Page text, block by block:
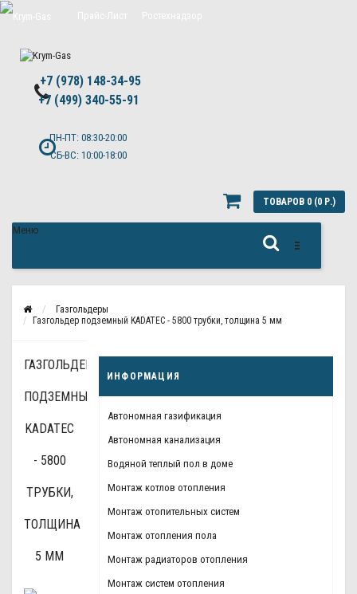
Политика конфиденциальности
+7 (978) 148-34-95
+7 (499) 340-55-91 ​
ПН-ПТ: 08:30-20:00
СБ-ВС: 10:00-18:00
ТОВАРОВ 0 (0 Р.)
Меню
Газгольдеры
Газгольдер подземный KADATEC - 5800 трубки, толщина 5 мм
ИНФОРМАЦИЯ
Автономная газификация
Автономная канализация
Водяной теплый пол в доме
Монтаж котлов отопления
Монтаж отопительных систем
Монтаж отопления пола
Монтаж радиаторов отопления
Монтаж систем отопления
ГАЗГОЛЬДЕР
ПОДЗЕМНЫЙ
KADATEC
- 5800
ТРУБКИ,
ТОЛЩИНА
5 ММ